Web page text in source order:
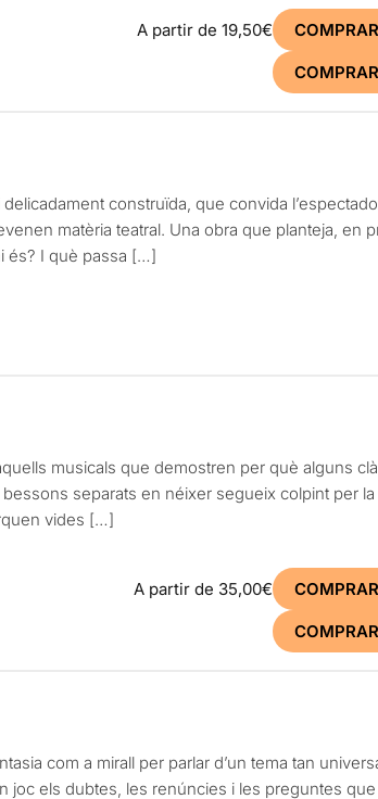
A partir de 19,50€
construïda, que convida
matèria teatral. Una obra que planteja, en
és? I què passa […]
musicals que demostren per què alguns
separats en néixer segueix colpint per
vides […]
A partir de 35,00€
com a mirall per parlar d’un tema tan
joc els dubtes, les renúncies i les preguntes